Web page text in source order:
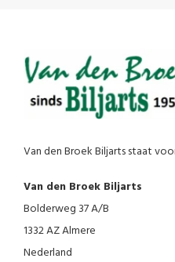
Van den Broek Biljarts staat
Van den Broek Biljarts
Bolderweg 37 A/B
1332 AZ Almere
Nederland